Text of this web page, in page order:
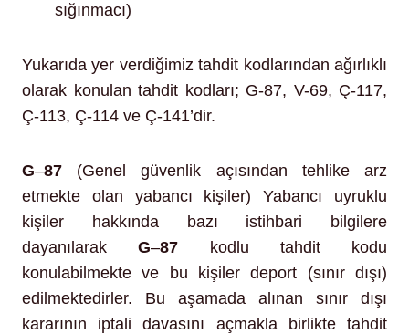
sığınmacı)
Yukarıda yer verdiğimiz tahdit kodlarından ağırlıklı
olarak konulan tahdit kodları; G-87, V-69, Ç-117,
Ç-113, Ç-114 ve Ç-141’dir.
G–87 (Genel güvenlik açısından tehlike arz
etmekte olan yabancı kişiler) Yabancı uyruklu
kişiler hakkında bazı istihbari bilgilere
dayanılarakG–87 kodlu tahdit kodu
konulabilmekte ve bu kişiler deport (sınır dışı)
edilmektedirler. Bu aşamada alınan sınır dışı
kararının iptali davasını açmakla birlikte tahdit